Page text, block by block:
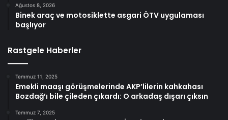
Ağustos 8, 2026
Binek araç ve motosiklette asgari ÖTV uygulaması
başlıyor
Rastgele Haberler
Temmuz 11, 2025
Emekli maaşı görüşmelerinde AKP’lilerin kahkahası
Bozdağ’ı bile çileden çıkardı: O arkadaş dışarı çıksın
Temmuz 7, 2025